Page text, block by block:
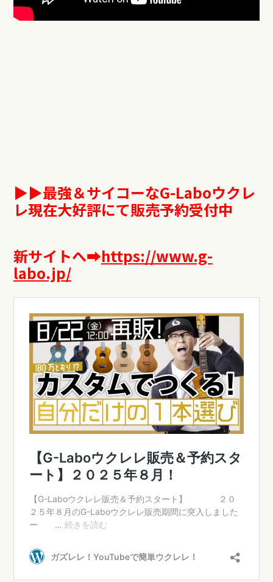
▶︎▶︎最強＆サイコーなG-Laboウクレ
レ現在大好評にて販売予約受付中
新サイトへ➡︎https://www.g-
labo.jp/